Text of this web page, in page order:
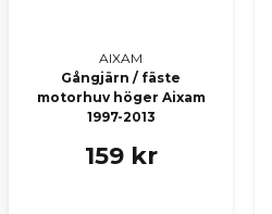
AIXAM
Gångjärn / fäste
motorhuv höger Aixam
1997-2013
159 kr